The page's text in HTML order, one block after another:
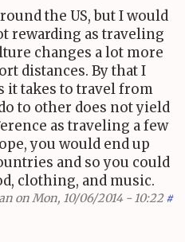
the US, but I would
rewarding as traveling
changes a lot more
distances. By that I
it takes to travel from
to other does not yield
as traveling a few
you would end up
and so you could
clothing, and music.
on Mon, 10/06/2014 - 10:22 #